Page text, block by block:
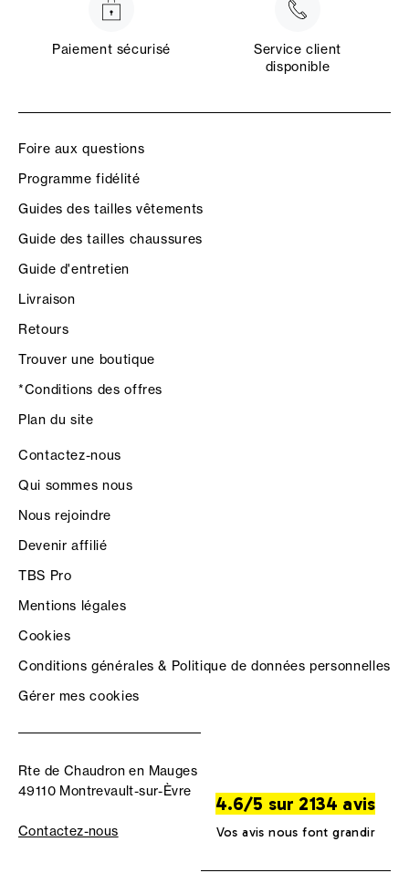
Paiement sécurisé
Service client
disponible
Foire aux questions
Programme fidélité
Guides des tailles vêtements
Guide des tailles chaussures
Guide d'entretien
Livraison
Retours
Trouver une boutique
*Conditions des offres
Plan du site
Contactez-nous
Qui sommes nous
Nous rejoindre
Devenir affilié
TBS Pro
Mentions légales
Cookies
Conditions générales & Politique de données personnelles
Gérer mes cookies
Rte de Chaudron en Mauges
49110 Montrevault-sur-Èvre
Contactez-nous
4.6/5 sur 2134 avis
Vos avis nous font grandir